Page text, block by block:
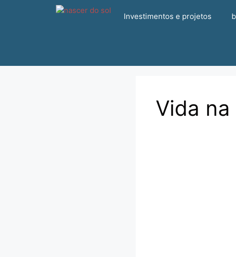
Investimentos e projetos
Vida